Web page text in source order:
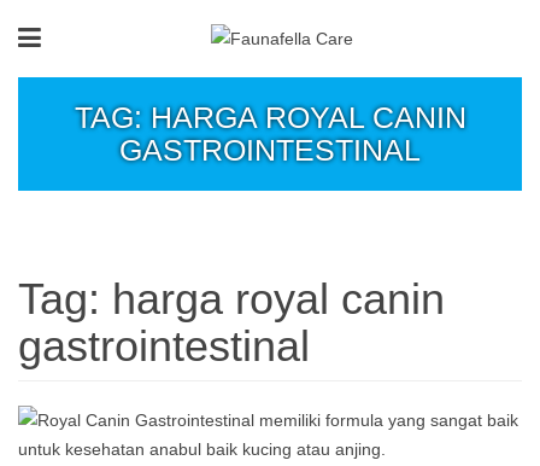
TAG: HARGA ROYAL CANIN
GASTROINTESTINAL
Tag: harga royal canin
gastrointestinal